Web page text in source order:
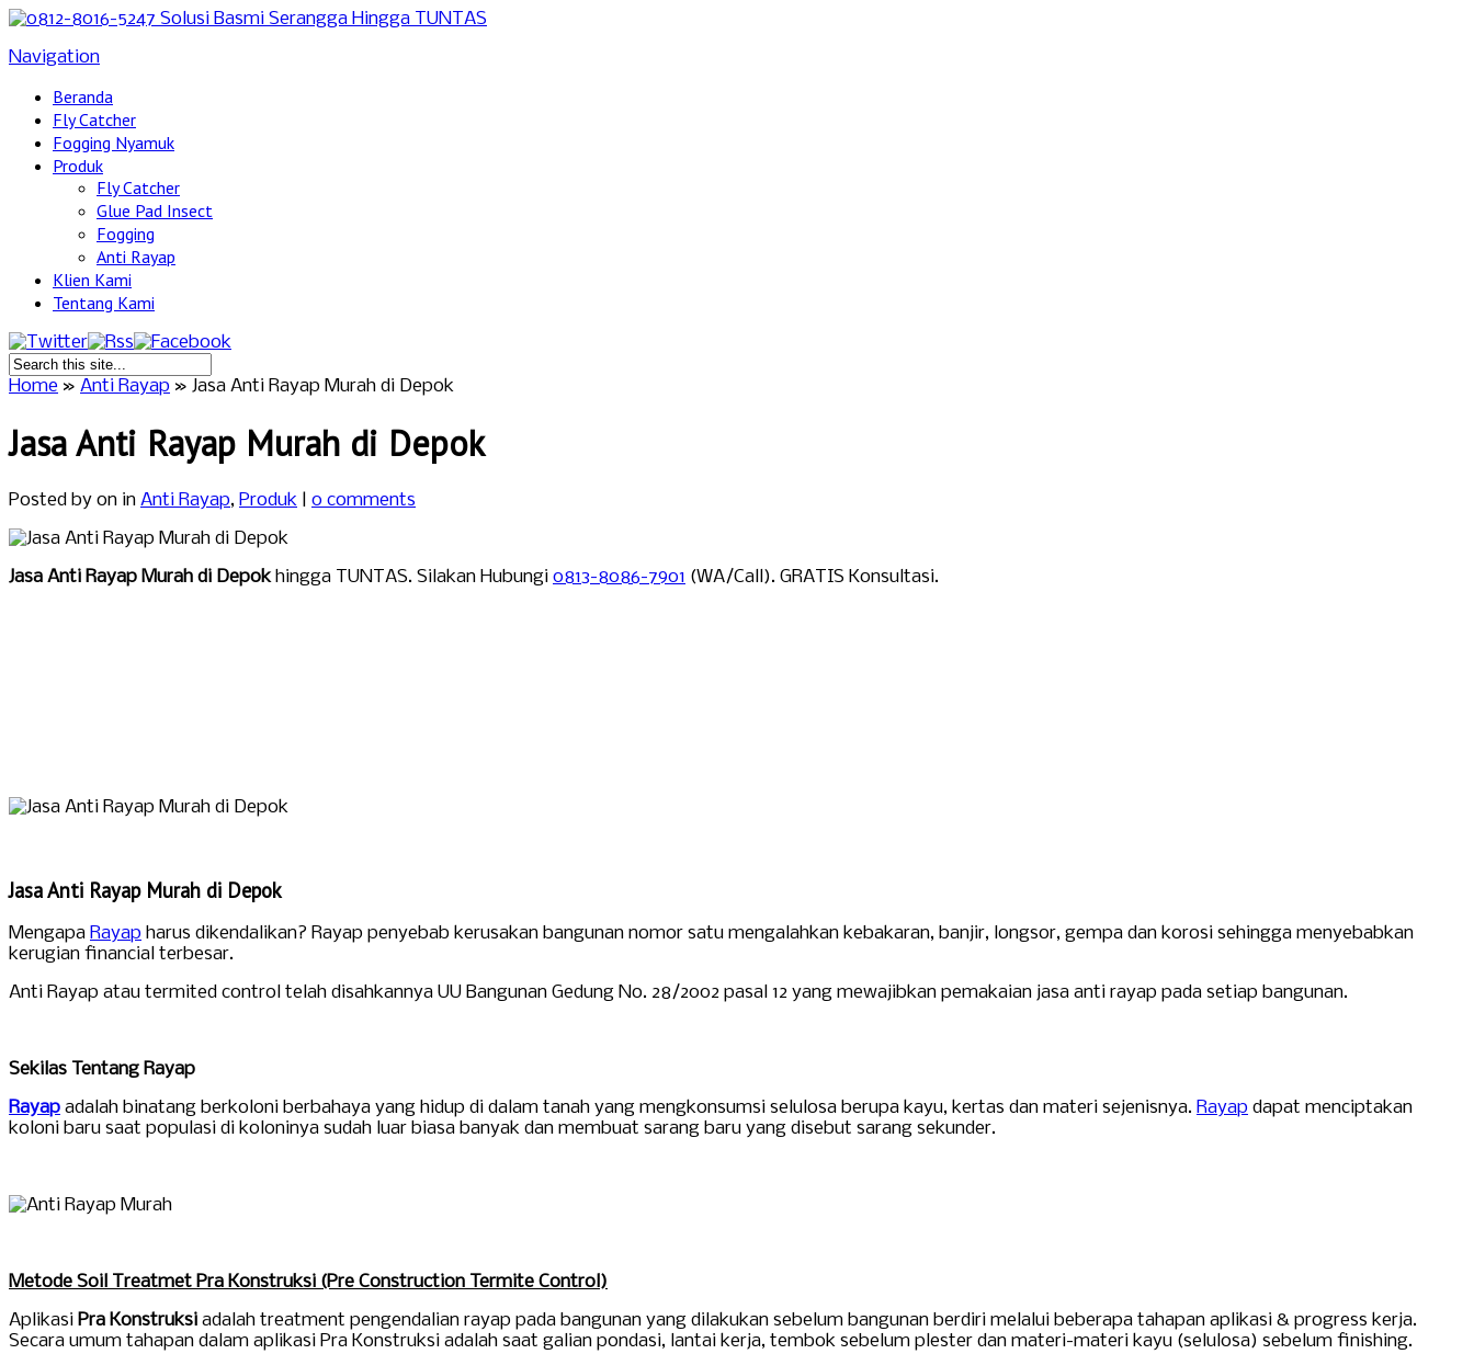
Navigation
Beranda
Fly Catcher
Fogging Nyamuk
Produk
Fly Catcher
Glue Pad Insect
Fogging
Anti Rayap
Klien Kami
Tentang Kami
Home » Anti Rayap » Jasa Anti Rayap Murah di Depok
Jasa Anti Rayap Murah di Depok
Posted by on in Anti Rayap, Produk 0 comments
Jasa Anti Rayap Murah di Depokhingga TUNTAS. Silakan Hubungi 0813-8086-7901 (WA/Call). GRATIS Konsultasi.
Jasa Anti Rayap Murah di Depok
Mengapa Rayap harus dikendalikan? Rayap penyebab kerusakan bangunan nomor satu mengalahkan kebakaran, banjir, longsor, gempa dan korosi sehingga menyebabkan
kerugian financial terbesar.
Anti Rayap atau termited control telah disahkannya UU Bangunan Gedung No. 28/2002 pasal 12 yang mewajibkan pemakaian jasa anti rayap pada setiap bangunan.
Sekilas Tentang Rayap
Rayap adalah binatang berkoloni berbahaya yang hidup di dalam tanah yang mengkonsumsi selulosa berupa kayu, kertas dan materi sejenisnya. Rayap dapat menciptakan
koloni baru saat populasi di koloninya sudah luar biasa banyak dan membuat sarang baru yang disebut sarang sekunder.
Metode Soil Treatmet Pra Konstruksi (Pre Construction Termite Control)
Aplikasi Pra Konstruksi adalah treatment pengendalian rayap pada bangunan yang dilakukan sebelum bangunan berdiri melalui beberapa tahapan aplikasi & progress kerja.
Secara umum tahapan dalam aplikasi Pra Konstruksi adalah saat galian pondasi, lantai kerja, tembok sebelum plester dan materi-materi kayu (selulosa) sebelum finishing.